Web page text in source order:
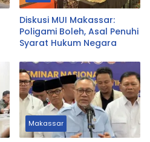
Diskusi MUI Makassar:
Poligami Boleh, Asal Penuhi
Syarat Hukum Negara
Makassar